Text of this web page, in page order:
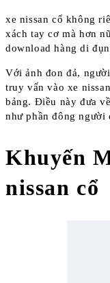
xe nissan cổ không
xách tay cơ mà hơn
download hàng di
Với ảnh đon đả,
truy vấn vào xe
bảng. Điều này đưa
như phần đông người
Khuyến
nissan cổ